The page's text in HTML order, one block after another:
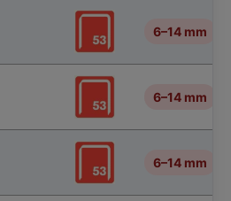
6–14 mm
6–14 mm
6–14 mm